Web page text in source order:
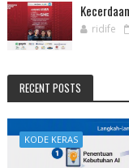
ridife
RECENT POSTS
KODE KERAS